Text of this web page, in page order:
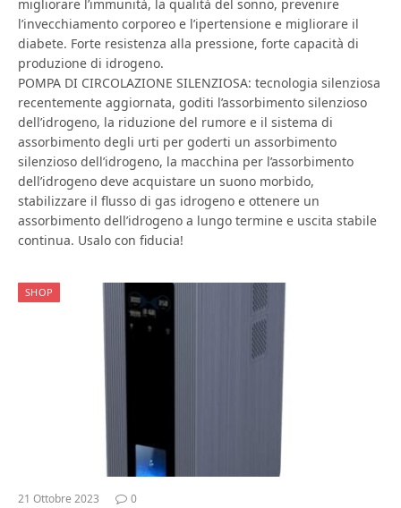
migliorare l’immunità, la qualità del sonno, prevenire
l’invecchiamento corporeo e l’ipertensione e migliorare il
diabete. Forte resistenza alla pressione, forte capacità di
produzione di idrogeno.
POMPA DI CIRCOLAZIONE SILENZIOSA: tecnologia silenziosa
recentemente aggiornata, goditi l’assorbimento silenzioso
dell’idrogeno, la riduzione del rumore e il sistema di
assorbimento degli urti per goderti un assorbimento
silenzioso dell’idrogeno, la macchina per l’assorbimento
dell’idrogeno deve acquistare un suono morbido,
stabilizzare il flusso di gas idrogeno e ottenere un
assorbimento dell’idrogeno a lungo termine e uscita stabile
continua. Usalo con fiducia!
SHOP
21 Ottobre 2023 0